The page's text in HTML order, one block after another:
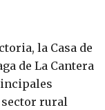
la Casa de
de La Cantera
sector rural